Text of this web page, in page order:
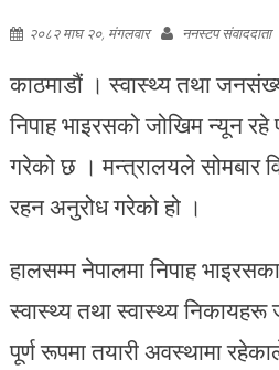
२०८२ माघ २०, मंगलवार ननस्टप संवाददाता
काठमाडौं । स्वास्थ्य तथा
निपाह भाइरसको जोखिम न्यून
गरेको छ । मन्त्रालयले सोमबार
रहन अनुरोध गरेको हो ।
हालसम्म नेपालमा निपाह
स्वास्थ्य तथा स्वास्थ्य
पूर्ण रूपमा तयारी अवस्थामा